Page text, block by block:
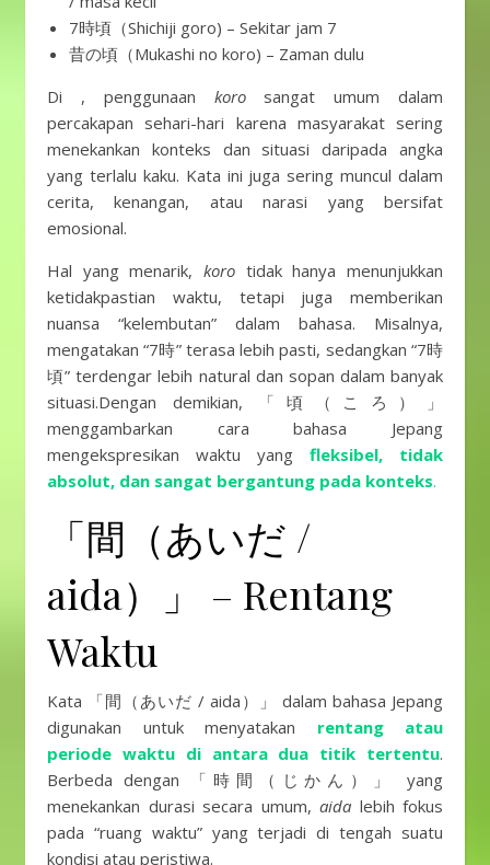
7時頃（Shichiji goro) – Sekitar jam 7
昔の頃（Mukashi no koro) – Zaman dulu
Di , penggunaan korosangat umum dalam
percakapan sehari-hari karena masyarakat sering
menekankan konteks dan situasi daripada angka
yang terlalu kaku. Kata ini juga sering muncul dalam
cerita, kenangan, atau narasi yang bersifat
emosional.
Hal yang menarik, koro tidak hanya menunjukkan
ketidakpastian waktu, tetapi juga memberikan
nuansa “kelembutan” dalam bahasa. Misalnya,
mengatakan “7時” terasa lebih pasti, sedangkan “7時
頃” terdengar lebih natural dan sopan dalam banyak
situasi.Dengan demikian, 「頃（ころ）」
menggambarkan cara bahasa Jepang
mengekspresikan waktu yang fleksibel, tidak
absolut, dan sangat bergantung pada konteks.
「間（あいだ /
aida）」 – Rentang
Waktu
Kata 「間（あいだ / aida）」 dalam bahasa Jepang
digunakan untuk menyatakan rentang atau
periode waktu di antara dua titik tertentu.
Berbeda dengan 「時間（じかん）」 yang
menekankan durasi secara umum, aida lebih fokus
pada “ruang waktu” yang terjadi di tengah suatu
kondisi atau peristiwa.